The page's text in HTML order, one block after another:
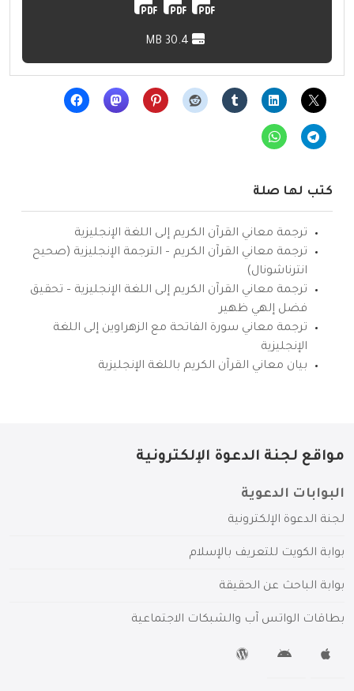
كتب لها صلة
ترجمة معاني القرآن الكريم إلى اللغة الإنجليزية
ترجمة معاني القرآن الكريم – الترجمة الإنجليزية (صحيح
انترناشونال)
ترجمة معاني القرآن الكريم إلى اللغة الإنجليزية – تحقيق
فضل إلهي ظهير
ترجمة معاني سورة الفاتحة مع الزهراوين إلى اللغة
الإنجليزية
بيان معاني القرآن الكريم باللغة الإنجليزية
مواقع لجنة الدعوة الإلكترونية
البوابات الدعوية
لجنة الدعوة الإلكترونية
بوابة الكويت للتعريف بالإسلام
بوابة الباحث عن الحقيقة
بطاقات الواتس آب والشبكات الاجتماعية